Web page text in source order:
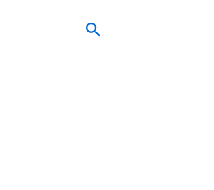
Pesquisar